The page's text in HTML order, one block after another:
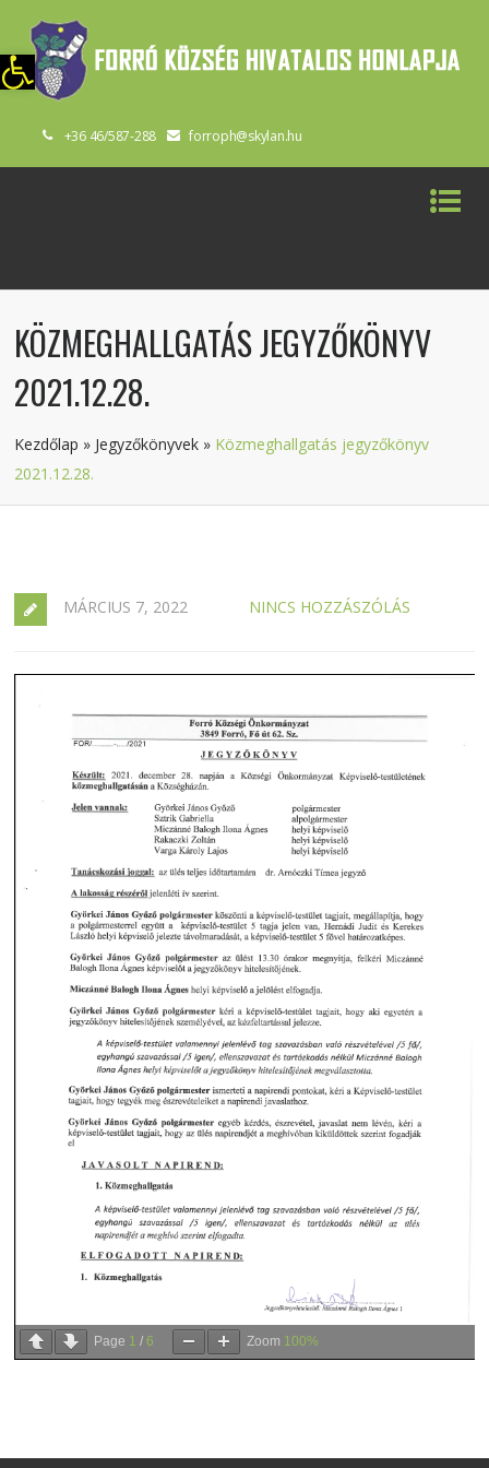
Eszköztár megnyitása
+36 46/587-288 forroph@skylan.hu
KÖZMEGHALLGATÁS JEGYZŐKÖNYV
2021.12.28.
Kezdőlap » Jegyzőkönyvek » Közmeghallgatás jegyzőkönyv
2021.12.28.
MÁRCIUS 7, 2022 NINCS HOZZÁSZÓLÁS
Page 1 / 6 Zoom 100%